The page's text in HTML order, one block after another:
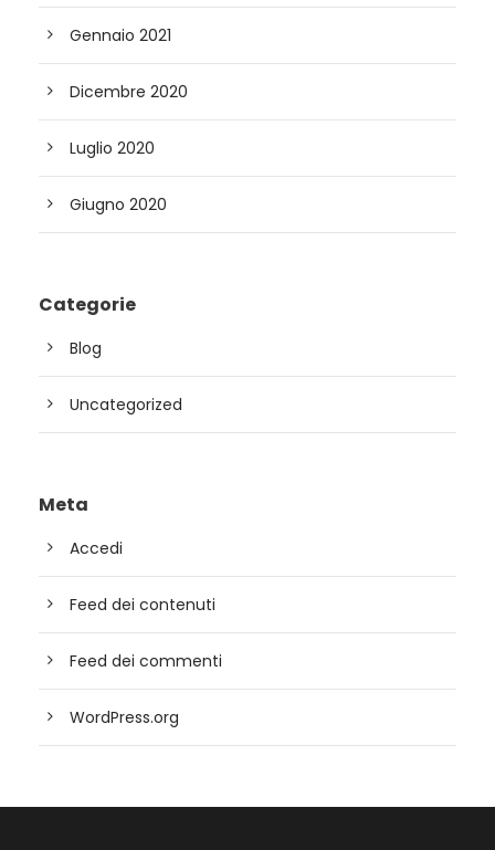
Gennaio 2021
Dicembre 2020
Luglio 2020
Giugno 2020
Categorie
Blog
Uncategorized
Meta
Accedi
Feed dei contenuti
Feed dei commenti
WordPress.org